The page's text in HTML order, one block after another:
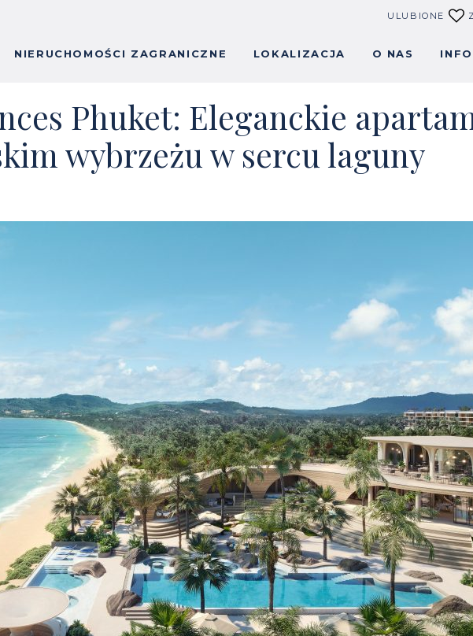
ULUBIONE
NIERUCHOMOŚCI ZAGRANICZNE LOKALIZACJA O NAS
Phuket: Eleganckie
wybrzeżu w sercu laguny